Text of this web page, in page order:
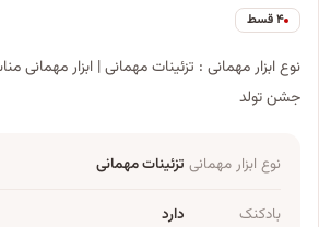
۴ قسط
نوع ابزار مهمانی : تزئینات مهمانی | ابزار مهمانی
جشن تولد
نوع ابزار مهمانی تزئینات مهمانی
بادکنک دارد